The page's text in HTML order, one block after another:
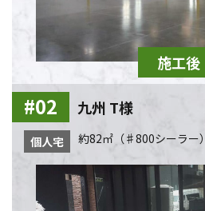
九州 T様
個人宅 約82㎡（♯800シーラー）